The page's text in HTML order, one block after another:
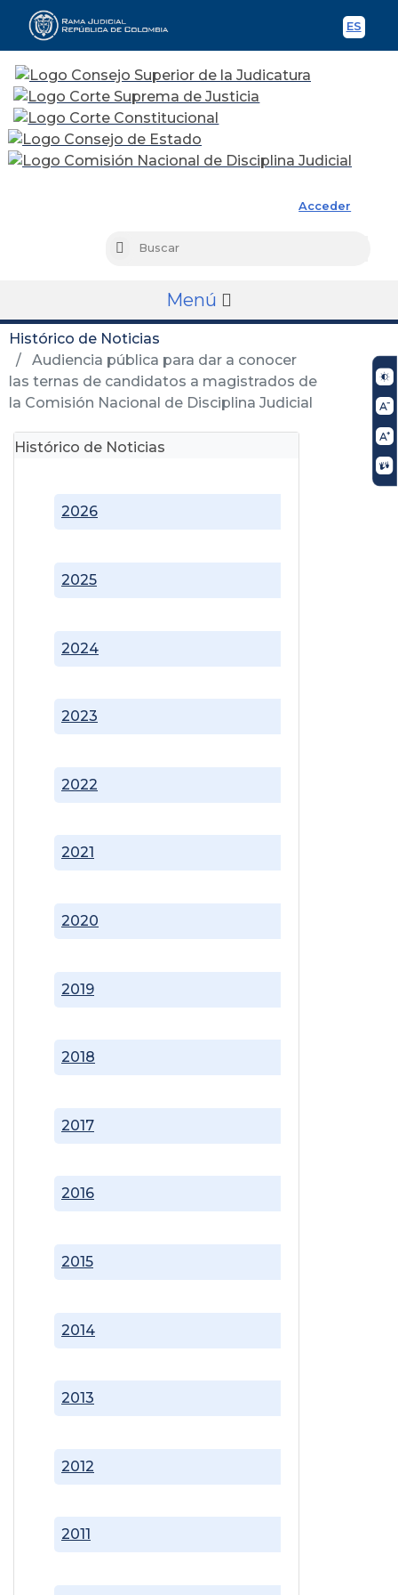
ES
Acceder
Buscar
Menú
Histórico de Noticias
Audiencia pública para dar a conocer
las ternas de candidatos a magistrados de
la Comisión Nacional de Disciplina Judicial
Histórico de Noticias
2011
2012
2013
2014
2015
2016
2017
2018
2019
2020
2021
2022
2023
2024
2025
2026